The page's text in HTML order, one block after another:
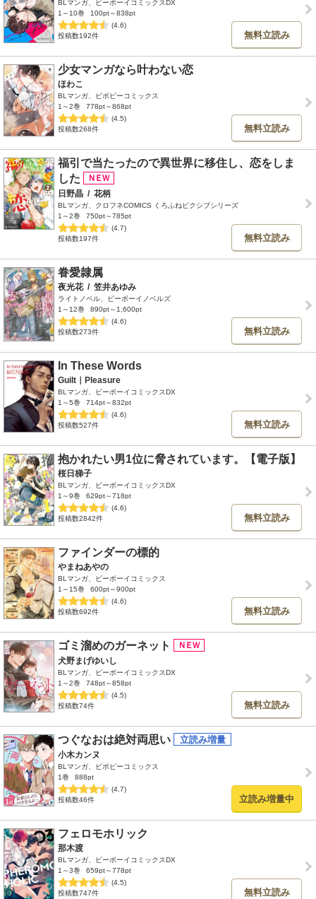
BLマンガ、ビーボーイコミックスDX
1～10巻
100pt～838pt
(4.6)
投稿数192件
無料立読み
少女マンガなら叶わない恋
ほわこ
BLマンガ、ビボピーコミックス
1～2巻
778pt～868pt
(4.5)
投稿数268件
無料立読み
福引で当たったので異世界に移住し、恋をしま
した
日野晶 / 花柄
BLマンガ、クロフネCOMICS くろふねピクシブシリーズ
1～2巻
750pt～785pt
(4.7)
投稿数197件
無料立読み
眷愛隷属
夜光花 / 笠井あゆみ
ライトノベル、ビーボーイノベルズ
1～12巻
890pt～1,600pt
(4.6)
投稿数273件
無料立読み
In These Words
Guilt｜Pleasure
BLマンガ、ビーボーイコミックスDX
1～5巻
714pt～832pt
(4.6)
投稿数527件
無料立読み
抱かれたい男1位に脅されています。【電子版】
桜日梯子
BLマンガ、ビーボーイコミックスDX
1～9巻
629pt～718pt
(4.6)
投稿数2842件
無料立読み
ファインダーの標的
やまねあやの
BLマンガ、ビーボーイコミックス
1～15巻
600pt～900pt
(4.6)
投稿数692件
無料立読み
ゴミ溜めのガーネット
犬野まげゆいし
BLマンガ、ビーボーイコミックスDX
1～2巻
748pt～858pt
(4.5)
投稿数74件
無料立読み
つぐなおは絶対両思い
小木カンヌ
BLマンガ、ビボピーコミックス
1巻
888pt
(4.7)
投稿数46件
立読み増量中
フェロモホリック
那木渡
BLマンガ、ビーボーイコミックスDX
1～3巻
659pt～778pt
(4.5)
投稿数747件
無料立読み